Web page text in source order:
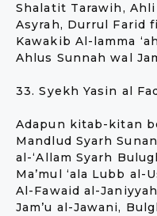
Shalatit Tarawih,
Asyrah, Durrul Farid
Kawakib Al-lamma
Ahlus Sunnah wal
33. Syekh Yasin al
Adapun kitab-kitan
Mandlud Syarh
al-‘Allam Syarh
Ma’mul ‘ala Lubb
Al-Fawaid al-
Jam’u al-Jawani,